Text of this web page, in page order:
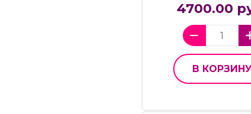
4700.00
В